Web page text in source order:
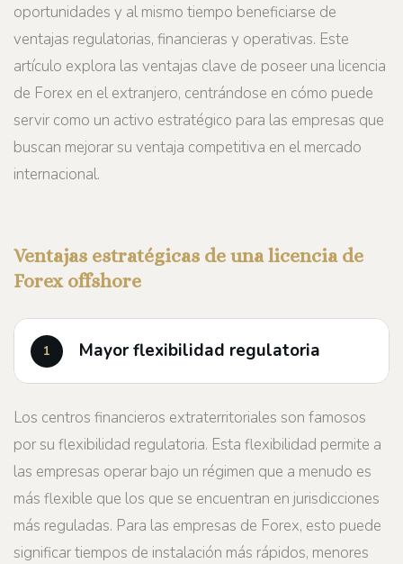
oportunidades y al mismo tiempo beneficiarse de
ventajas regulatorias, financieras y operativas. Este
artículo explora las ventajas clave de poseer una licencia
de Forex en el extranjero, centrándose en cómo puede
servir como un activo estratégico para las empresas que
buscan mejorar su ventaja competitiva en el mercado
internacional.
Ventajas estratégicas de una licencia de
Forex offshore
Mayor flexibilidad regulatoria
Los centros financieros extraterritoriales son famosos
por su flexibilidad regulatoria. Esta flexibilidad permite a
las empresas operar bajo un régimen que a menudo es
más flexible que los que se encuentran en jurisdicciones
más reguladas. Para las empresas de Forex, esto puede
significar tiempos de instalación más rápidos, menores